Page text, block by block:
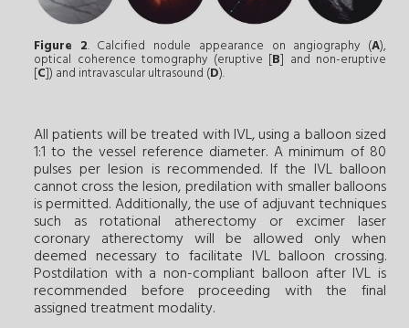
Figure 2. Calcified nodule appearance on angiography (A),
optical coherence tomography (eruptive [B] and non-eruptive
[C]) and intravascular ultrasound (D).
All patients will be treated with IVL, using a balloon sized
1:1 to the vessel reference diameter. A minimum of 80
pulses per lesion is recommended. If the IVL balloon
cannot cross the lesion, predilation with smaller balloons
is permitted. Additionally, the use of adjuvant techniques
such as rotational atherectomy or excimer laser
coronary atherectomy will be allowed only when
deemed necessary to facilitate IVL balloon crossing.
Postdilation with a non-compliant balloon after IVL is
recommended before proceeding with the final
assigned treatment modality.